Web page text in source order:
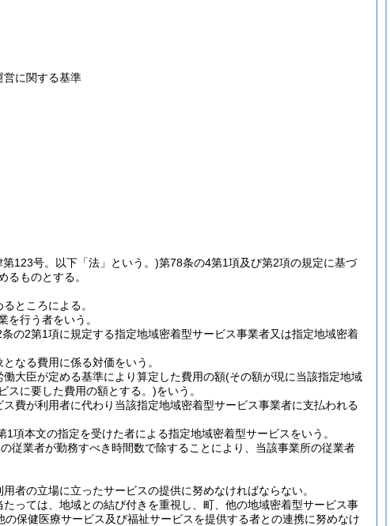
営に関する基準
123号。以下「法」という。)第78条の4第1項及び第2項の規定に基づ
ものとする。
るところによる。
行う者をいう。
2第1項に規定する指定地域密着型サービス事業者又は指定地域密着
なる費用に係る対価をいう。
大臣が定める基準により算定した費用の額(その額が現に当該指定地域
スに要した費用の額とする。)をいう。
費が利用者に代わり当該指定地域密着型サービス事業者に支払われる
本文の指定を受けた者による指定地域密着型サービスをいう。
業者が勤務すべき時間数で除することにより、当該事業所の従業者
者の立場に立ったサービスの提供に努めなければならない。
っては、地域との結び付きを重視し、町、他の地域密着型サービス事
の保健医療サービス及び福祉サービスを提供する者との連携に努めなけ